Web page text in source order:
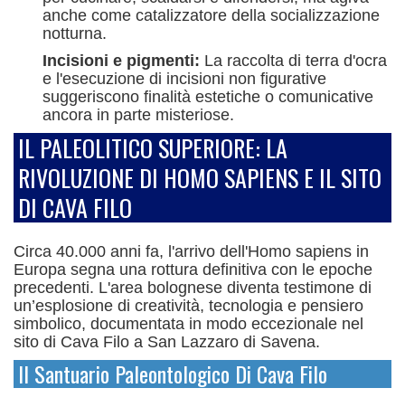
anche come catalizzatore della socializzazione
notturna.
Incisioni e pigmenti: La raccolta di terra d'ocra
e l'esecuzione di incisioni non figurative
suggeriscono finalità estetiche o comunicative
ancora in parte misteriose.
IL PALEOLITICO SUPERIORE: LA
RIVOLUZIONE DI HOMO SAPIENS E IL SITO
DI CAVA FILO
Circa 40.000 anni fa, l'arrivo dell'Homo sapiens in
Europa segna una rottura definitiva con le epoche
precedenti. L'area bolognese diventa testimone di
un’esplosione di creatività, tecnologia e pensiero
simbolico, documentata in modo eccezionale nel
sito di Cava Filo a San Lazzaro di Savena.
Il Santuario Paleontologico Di Cava Filo